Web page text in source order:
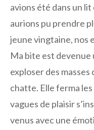
avions été dans un
aurions pu prendre
jeune vingtaine, nos
Ma bite est
exploser des
chatte. Elle ferma
vagues de plaisir
venus avec une